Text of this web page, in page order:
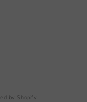
by Shopify